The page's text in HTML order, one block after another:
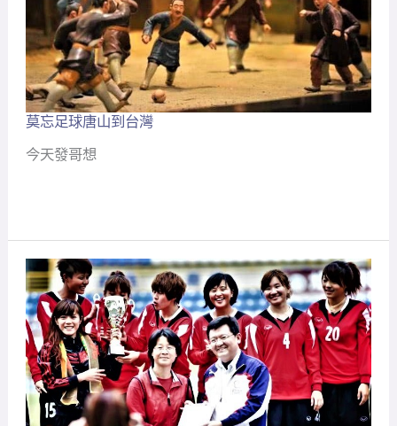
莫忘足球唐山到台灣
今天發哥想
莫
足